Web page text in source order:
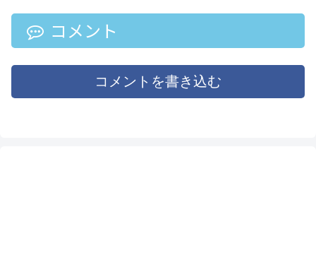
メリットを克服して、バタ
ム島までたどり着いたこと
を考えると、凄い生命力で
すよね。
コメント
コメントを書き込む